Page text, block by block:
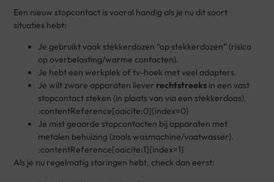
Een nieuw stopcontact is vooral handig als je nu dit soort
situaties hebt:
Je gebruikt vaak stekkerdozen “op stekkerdozen” (risico
op overbelasting/warme contacten).
Je hebt een werkplek of tv-hoek met veel adapters.
Je wilt zware apparaten liever rechtstreeks in een vast
stopcontact steken (in plaats van via een stekkerdoos).
:contentReference[oaicite:0]{index=0}
Je mist geaarde stopcontacten bij apparaten met
metalen behuizing (zoals wasmachine/vaatwasser).
:contentReference[oaicite:1]{index=1}
Als je nu regelmatig storingen hebt, check dan eerst: